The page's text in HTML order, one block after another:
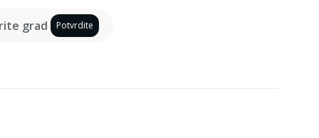
grad Potvrdite